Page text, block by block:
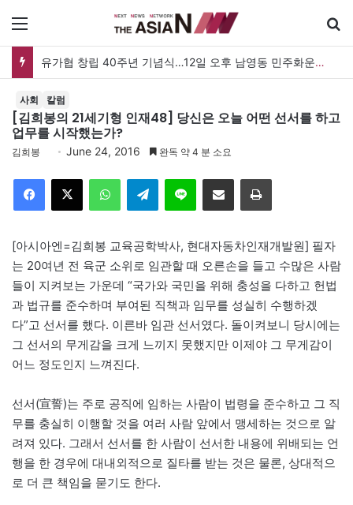
유가협 창립 40주년 기념식…12일 오후 남영동 민주화운동기념관
사회 칼럼
[김희봉의 21세기형 인재48] 당신은 오늘 어떤 선서를 하고
업무를 시작했는가?
김희봉 June 24, 2016 완독 약 4 분 소요
Telegram 이메일
[아시아엔=김희봉 교육공학박사, 현대자동차인재개발원] 필자
는 20여년 전 육군 소위로 임관할 때 오른손을 들고 수많은 사람
들이 지켜보는 가운데 “국가와 국민을 위해 충성을 다하고 헌법
과 법규를 준수하며 부여된 직책과 임무를 성실히 수행하겠
다”고 선서를 했다. 이른바 임관 선서였다. 돌이켜보니 당시에는
그 선서의 무게감을 크게 느끼지 못했지만 이제야 그 무게감이
어느 정도인지 느껴진다.
선서(宣誓)는 주로 공직에 임하는 사람이 법령을 준수하고 그 직
무를 충실히 이행할 것을 여러 사람 앞에서 맹세하는 것으로 알
려져 있다. 그래서 선서를 한 사람이 선서한 내용에 위배되는 언
행을 한 경우에 대내외적으로 질타를 받는 것은 물론, 상대적으
로 더 큰 책임을 묻기도 한다.